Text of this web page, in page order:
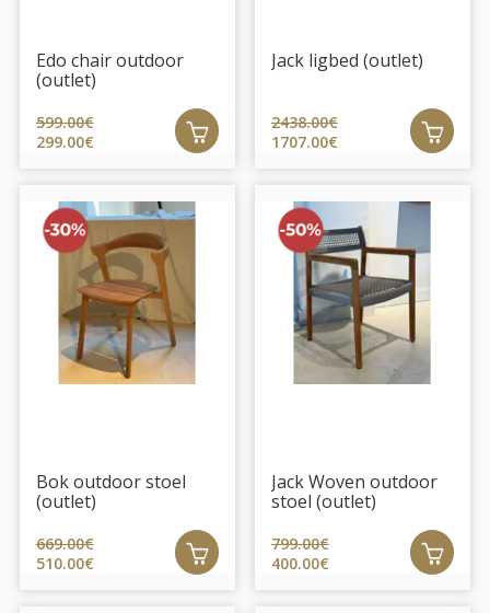
Edo chair outdoor
(outlet)
599.00€
299.00€
Jack ligbed (outlet)
2438.00€
1707.00€
Bok outdoor stoel
(outlet)
669.00€
510.00€
Jack Woven outdoor
stoel (outlet)
799.00€
400.00€